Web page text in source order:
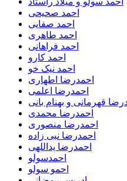
احمد صحیحی
احمد صفایی
احمد طاهری
احمد فراهانی
احمد کارو
احمد نیک خو
احمدرضا اطهاری
احمدرضا اعلمی
قهرمانی و بهنام بانی
احمدرضا محمدی
احمدرضا منصوری
احمدرضا نبی زاده
احمدرضا یداللهی
احمدسولو
احمو سولو